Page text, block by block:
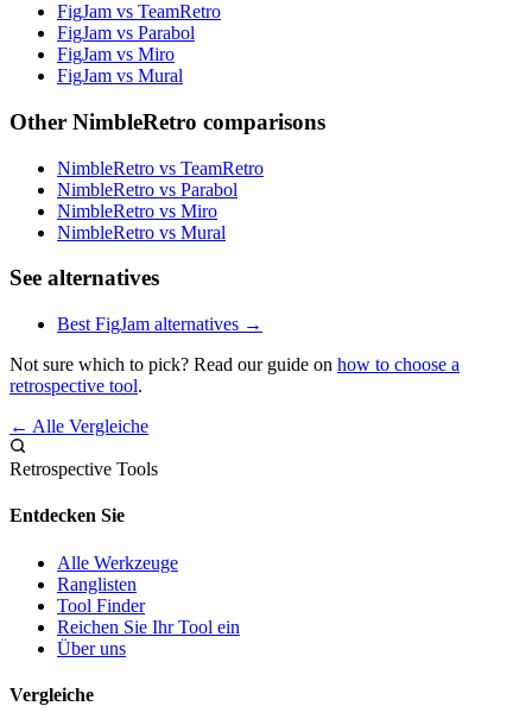
FigJam vs TeamRetro
FigJam vs Parabol
FigJam vs Miro
FigJam vs Mural
Other NimbleRetro comparisons
NimbleRetro vs TeamRetro
NimbleRetro vs Parabol
NimbleRetro vs Miro
NimbleRetro vs Mural
See alternatives
Best FigJam alternatives →
Not sure which to pick? Read our guide on how to choose a
retrospective tool.
← Alle Vergleiche
Retrospective Tools
Entdecken Sie
Alle Werkzeuge
Ranglisten
Tool Finder
Reichen Sie Ihr Tool ein
Über uns
Vergleiche